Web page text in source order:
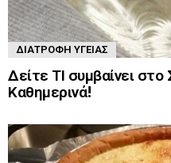
ΔΙΑΤΡΟΦΉ ΥΓΕΊΑΣ
Δείτε ΤΙ συμβαίνει
Καθημερινά!